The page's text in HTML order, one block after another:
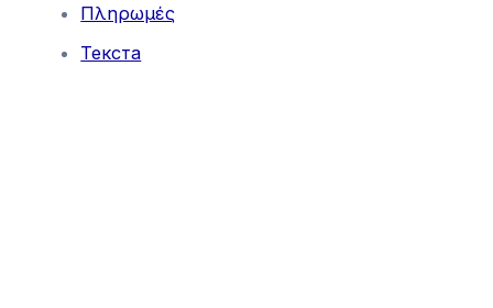
Πληρωμές
Текста